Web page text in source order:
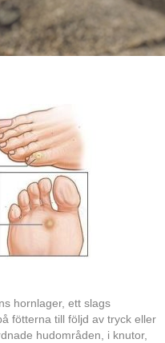
hornlager, ett slags
fötterna till följd av tryck eller
hudområden, i knutor,